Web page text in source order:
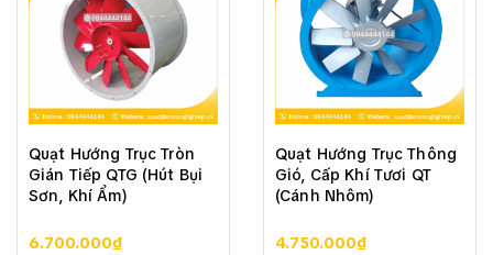
Quạt Hướng Trục Tròn
Gián Tiếp QTG (Hút Bụi
Sơn, Khí Ẩm)
6.700.000₫
Quạt Hướng Trục Thông
Gió, Cấp Khí Tươi QT
(Cánh Nhôm)
4.750.000₫